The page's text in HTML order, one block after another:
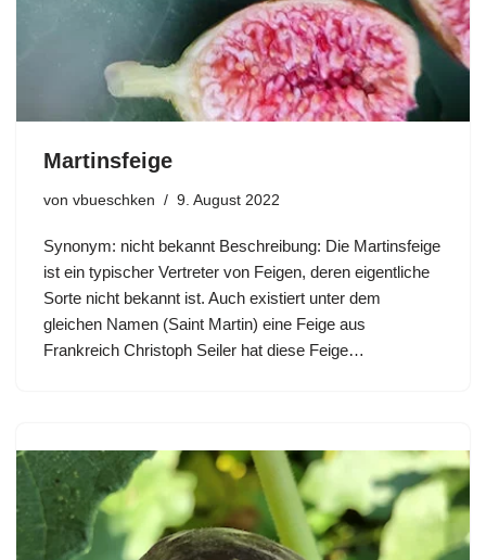
Martinsfeige
von vbueschken 9. August 2022
Synonym: nicht bekannt Beschreibung: Die Martinsfeige
ist ein typischer Vertreter von Feigen, deren eigentliche
Sorte nicht bekannt ist. Auch existiert unter dem
gleichen Namen (Saint Martin) eine Feige aus
Frankreich Christoph Seiler hat diese Feige…